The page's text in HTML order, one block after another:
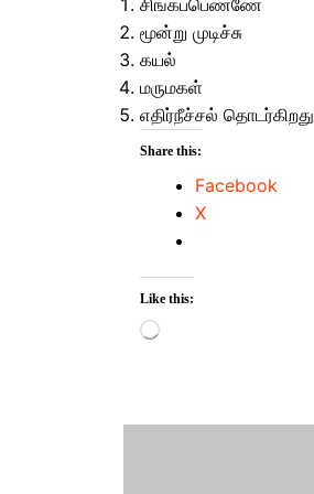
சிங்கப்பெண்ணே
மூன்று முடிச்சு
கயல்
மருமகள்
எதிர்நீச்சல் தொடர்கிறது
Share this:
Facebook
X
Like this:
Loading…